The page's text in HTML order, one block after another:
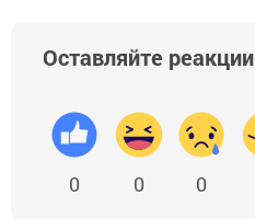
Оставляйте реакции
0 0 0